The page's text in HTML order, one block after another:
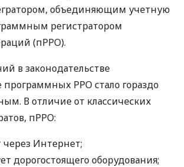
объединяющим учетную
регистратором
(пРРО).
в законодательстве
программных РРО стало гораздо
В отличие от классических
пРРО:
через Интернет;
дорогостоящего оборудования;